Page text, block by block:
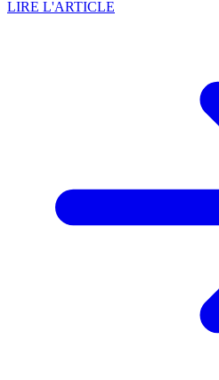
LIRE L'ARTICLE